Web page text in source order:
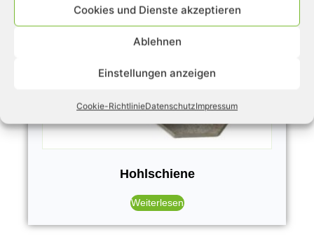
Cookies und Dienste akzeptieren
Ablehnen
Einstellungen anzeigen
Cookie-RichtlinieDatenschutzImpressum
Hohlschiene
Weiterlesen